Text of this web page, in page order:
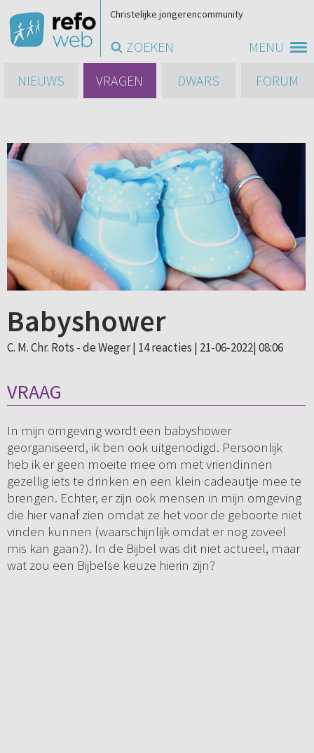
MENU
Christelijke jongerencommunity
ZOEKEN
NIEUWS
VRAGEN DWARS FORUM
Babyshower
C. M. Chr. Rots - de Weger | 14 reacties | 21-06-2022| 08:06
VRAAG
In mijn omgeving wordt een babyshower
georganiseerd, ik ben ook uitgenodigd. Persoonlijk
heb ik er geen moeite mee om met vriendinnen
gezellig iets te drinken en een klein cadeautje mee te
brengen. Echter, er zijn ook mensen in mijn omgeving
die hier vanaf zien omdat ze het voor de geboorte niet
vinden kunnen (waarschijnlijk omdat er nog zoveel
mis kan gaan?). In de Bijbel was dit niet actueel, maar
wat zou een Bijbelse keuze hierin zijn?